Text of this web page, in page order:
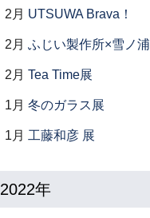
2月 UTSUWA Brava！
2月 ふじい製作所×雪ノ
2月 Tea Time展
1月 冬のガラス展
1月 工藤和彦 展
2022年